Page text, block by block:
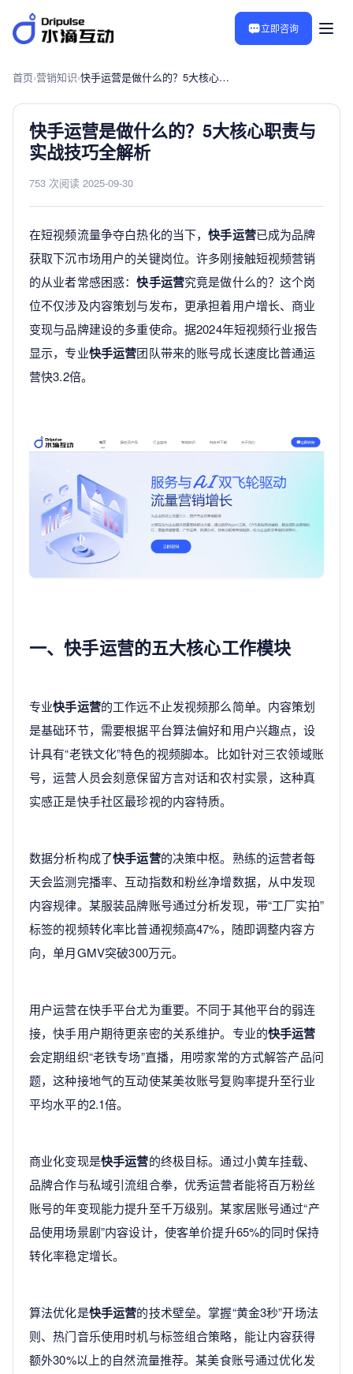
立即咨询
首页›营销知识› 快手运营是做什么的？5大核心职责与实战技巧全解析
快手运营是做什么的？5大核心职责与
实战技巧全解析
753 次阅读 2025-09-30
在短视频流量争夺白热化的当下，快手运营已成为品牌
获取下沉市场用户的关键岗位。许多刚接触短视频营销
的从业者常感困惑：快手运营究竟是做什么的？这个岗
位不仅涉及内容策划与发布，更承担着用户增长、商业
变现与品牌建设的多重使命。据2024年短视频行业报告
显示，专业快手运营团队带来的账号成长速度比普通运
营快3.2倍。
一、快手运营的五大核心工作模块
专业快手运营的工作远不止发视频那么简单。内容策划
是基础环节，需要根据平台算法偏好和用户兴趣点，设
计具有“老铁文化”特色的视频脚本。比如针对三农领域账
号，运营人员会刻意保留方言对话和农村实景，这种真
实感正是快手社区最珍视的内容特质。
数据分析构成了快手运营的决策中枢。熟练的运营者每
天会监测完播率、互动指数和粉丝净增数据，从中发现
内容规律。某服装品牌账号通过分析发现，带“工厂实拍”
标签的视频转化率比普通视频高47%，随即调整内容方
向，单月GMV突破300万元。
用户运营在快手平台尤为重要。不同于其他平台的弱连
接，快手用户期待更亲密的关系维护。专业的快手运营
会定期组织“老铁专场”直播，用唠家常的方式解答产品问
题，这种接地气的互动使某美妆账号复购率提升至行业
平均水平的2.1倍。
商业化变现是快手运营的终极目标。通过小黄车挂载、
品牌合作与私域引流组合拳，优秀运营者能将百万粉丝
账号的年变现能力提升至千万级别。某家居账号通过“产
品使用场景剧”内容设计，使客单价提升65%的同时保持
转化率稳定增长。
算法优化是快手运营的技术壁垒。掌握“黄金3秒”开场法
则、热门音乐使用时机与标签组合策略，能让内容获得
额外30%以上的自然流量推荐。某美食账号通过优化发